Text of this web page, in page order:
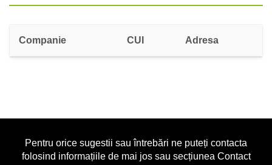
Companie CUI Adresa
Pentru orice sugestii sau întrebări ne puteți contacta
folosind informațiile de mai jos sau secțiunea Contact